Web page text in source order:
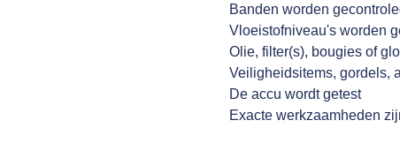
Banden worden
Vloeistofniveau's worden
Olie, filter(s), bougies of
Veiligheidsitems, gordels,
De accu wordt getest
Exacte werkzaamheden